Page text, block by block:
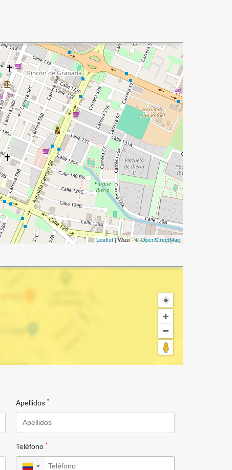
Leaflet| Wasi - ©OpenStreetMap
Apellidos *
Teléfono *
▼